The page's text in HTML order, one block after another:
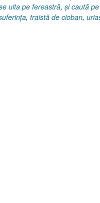
uita pe fereastră, şi caută
, traistă de cioban,